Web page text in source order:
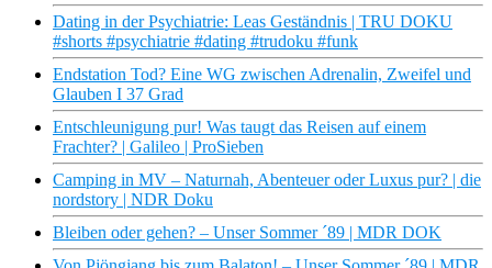
Dating in der Psychiatrie: Leas Geständnis | TRU DOKU
#shorts #psychiatrie #dating #trudoku #funk
Endstation Tod? Eine WG zwischen Adrenalin, Zweifel und
Glauben I 37 Grad
Entschleunigung pur! Was taugt das Reisen auf einem
Frachter? | Galileo | ProSieben
Camping in MV – Naturnah, Abenteuer oder Luxus pur? | die
nordstory | NDR Doku
Bleiben oder gehen? – Unser Sommer ´89 | MDR DOK